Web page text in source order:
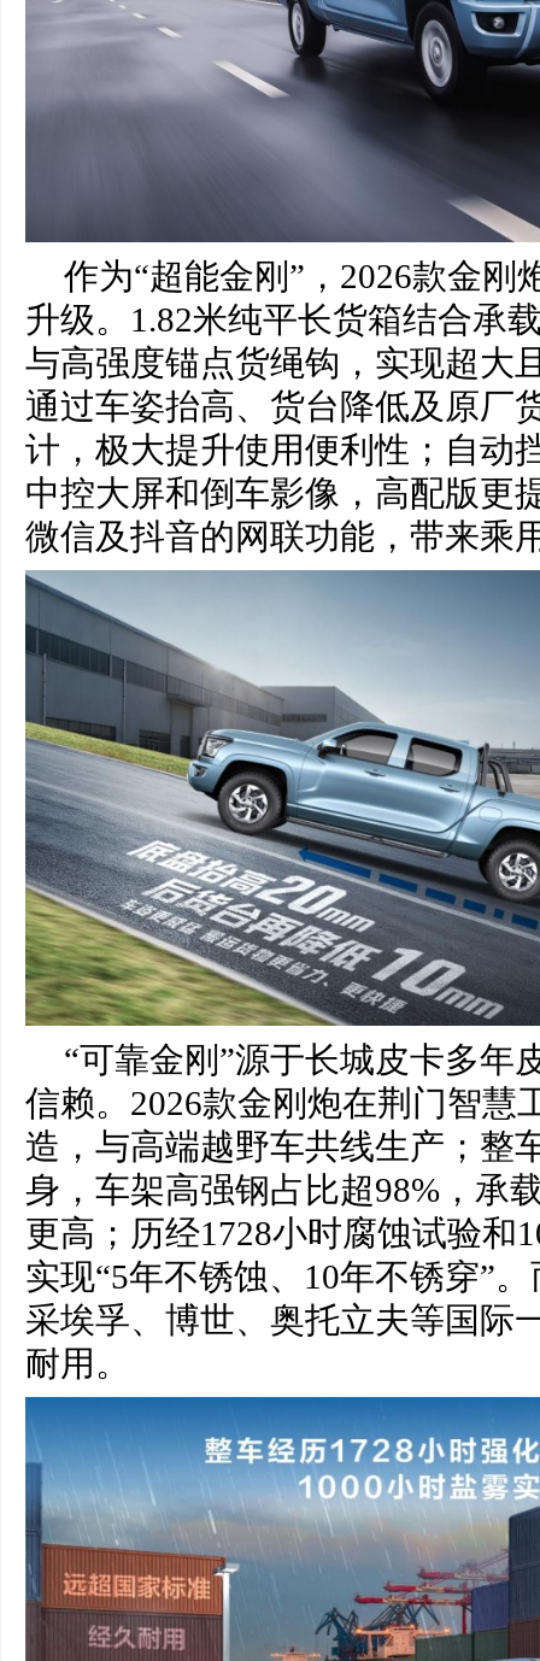
作为“超能金刚”，2026款金刚
升级。1.82米纯平长货箱结合承
与高强度锚点货绳钩，实现超大
通过车姿抬高、货台降低及原厂
计，极大提升使用便利性；自动
中控大屏和倒车影像，高配版更
微信及抖音的网联功能，带来乘
“可靠金刚”源于长城皮卡多年
信赖。2026款金刚炮在荆门智慧
造，与高端越野车共线生产；整
身，车架高强钢占比超98%，承
更高；历经1728小时腐蚀试验和
实现“5年不锈蚀、10年不锈穿”
采埃孚、博世、奥托立夫等国际
耐用。